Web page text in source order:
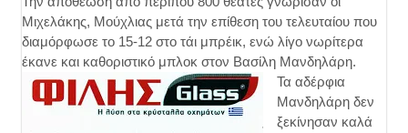
Μιχελάκης, Μούχλιας μετά την επίθεση του τελευταίου που
διαμόρφωσε το 15-12 στο τάι μπρέικ, ενώ λίγο νωρίτερα
έκανε και καθοριστικό μπλοκ στον Βασίλη Μανδηλάρη.
Τα αδέρφια
Μανδηλάρη δεν
ξεκίνησαν καλά